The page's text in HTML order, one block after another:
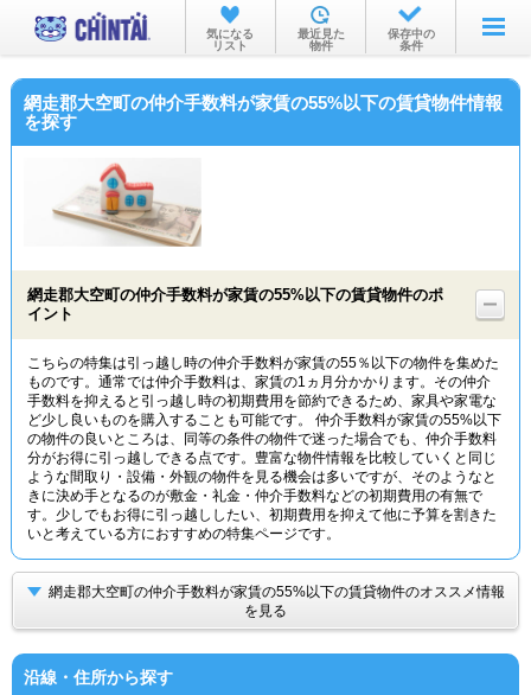
お部屋を探す
沿線・駅から
不動産会社から
気になる
リスト
最近見た
物件
保存中の
条件
網走郡大空町の仲介手数料が家賃の55%以下の賃貸物件情報
を探す
網走郡大空町の仲介手数料が家賃の55%以下の賃貸物件のポ
イント
こちらの特集は引っ越し時の仲介手数料が家賃の55％以下の物件を集めた
ものです。通常では仲介手数料は、家賃の1ヵ月分かかります。その仲介
手数料を抑えると引っ越し時の初期費用を節約できるため、家具や家電な
ど少し良いものを購入することも可能です。 仲介手数料が家賃の55%以下
の物件の良いところは、同等の条件の物件で迷った場合でも、仲介手数料
分がお得に引っ越しできる点です。豊富な物件情報を比較していくと同じ
ような間取り・設備・外観の物件を見る機会は多いですが、そのようなと
きに決め手となるのが敷金・礼金・仲介手数料などの初期費用の有無で
す。少しでもお得に引っ越ししたい、初期費用を抑えて他に予算を割きた
いと考えている方におすすめの特集ページです。
網走郡大空町の仲介手数料が家賃の55%以下の賃貸物件のオススメ情報
を見る
沿線・住所から探す